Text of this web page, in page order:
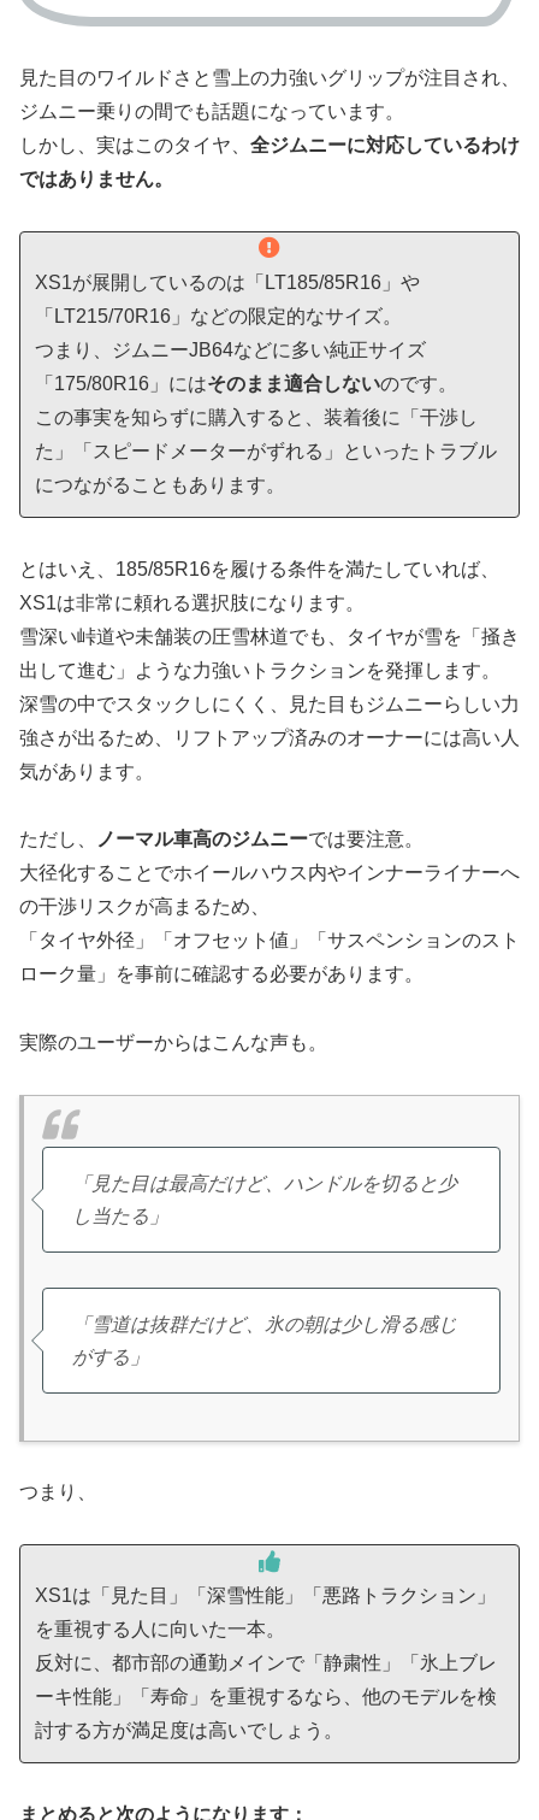
見た目のワイルドさと雪上の力強いグリップが注目され、
ジムニー乗りの間でも話題になっています。
しかし、実はこのタイヤ、 全ジムニーに対応しているわけ
ではありません。
XS1が展開しているのは「LT185/85R16」や
「LT215/70R16」などの限定的なサイズ。
つまり、ジムニーJB64などに多い純正サイズ
「175/80R16」にはそのまま適合しないのです。
この事実を知らずに購入すると、装着後に「干渉し
た」「スピードメーターがずれる」といったトラブル
につながることもあります。
とはいえ、185/85R16を履ける条件を満たしていれば、
XS1は非常に頼れる選択肢になります。
雪深い峠道や未舗装の圧雪林道でも、タイヤが雪を「掻き
出して進む」ような力強いトラクションを発揮します。
深雪の中でスタックしにくく、見た目もジムニーらしい力
強さが出るため、リフトアップ済みのオーナーには高い人
気があります。
ただし、 ノーマル車高のジムニーでは要注意。
大径化することでホイールハウス内やインナーライナーへ
の干渉リスクが高まるため、
「タイヤ外径」「オフセット値」「サスペンションのスト
ローク量」を事前に確認する必要があります。
実際のユーザーからはこんな声も。
「見た目は最高だけど、ハンドルを切ると少
し当たる」
「雪道は抜群だけど、氷の朝は少し滑る感じ
がする」
つまり、
XS1は「見た目」「深雪性能」「悪路トラクション」
を重視する人に向いた一本。
反対に、都市部の通勤メインで「静粛性」「氷上ブレ
ーキ性能」「寿命」を重視するなら、他のモデルを検
討する方が満足度は高いでしょう。
まとめると次のようになります：